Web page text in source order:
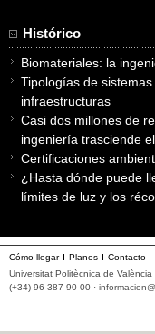
Histórico
Biomateriales: la
Tipologías de
infraestructuras
Casi dos millones de
ingeniería trasciende
Certificaciones
¿Hasta dónde puede
límites de luz y los
Cómo llegar Planos
Contacto
Universitat Politècnica de València
(+34) 96 387 90 00 ·